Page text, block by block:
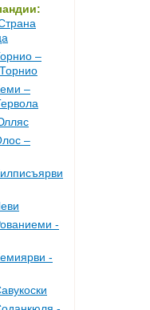
–
–
–
-
-